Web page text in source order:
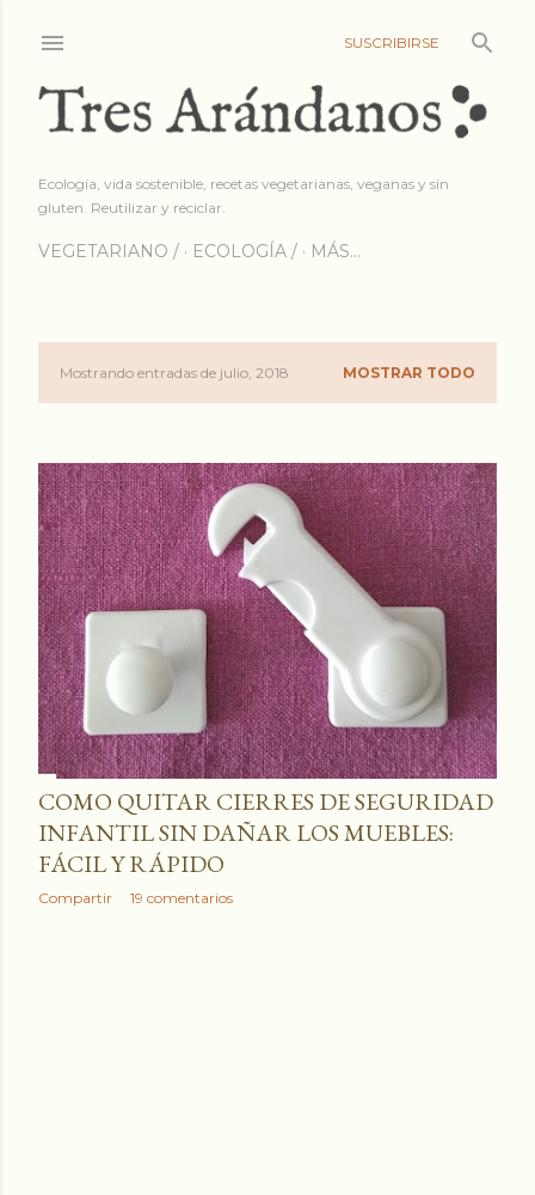
Ir al contenido
SUSCRIBIRSE
Ecología, vida sostenible, recetas vegetarianas, veganas y sin
gluten. Reutilizar y reciclar.
VEGETARIANO / ECOLOGÍA / MÁS…
E
t
r
a
d
a
s
Mostrando entradas de julio, 2018 MOSTRAR TODO
COMO QUITAR CIERRES DE SEGURIDAD
INFANTIL SIN DAÑAR LOS MUEBLES:
FÁCIL Y RÁPIDO
Compartir 19 comentarios